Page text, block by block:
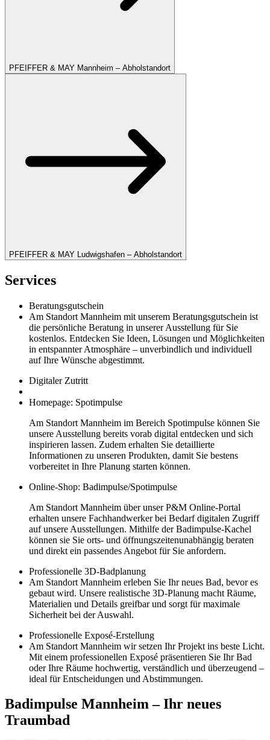
PFEIFFER & MAY Mannheim – Abholstandort
PFEIFFER & MAY Ludwigshafen – Abholstandort
Services
Beratungsgutschein
Am Standort Mannheim mit unserem Beratungsgutschein ist
die persönliche Beratung in unserer Ausstellung für Sie
kostenlos. Entdecken Sie Ideen, Lösungen und Möglichkeiten
in entspannter Atmosphäre – unverbindlich und individuell
auf Ihre Wünsche abgestimmt.
Digitaler Zutritt
Homepage: Spotimpulse
Am Standort Mannheim im Bereich Spotimpulse können Sie
unsere Ausstellung bereits vorab digital entdecken und sich
inspirieren lassen. Zudem erhalten Sie detaillierte
Informationen zu unseren Produkten, damit Sie bestens
vorbereitet in Ihre Planung starten können.
Online-Shop: Badimpulse/Spotimpulse
Am Standort Mannheim über unser P&M Online-Portal
erhalten unsere Fachhandwerker bei Bedarf digitalen Zugriff
auf unsere Ausstellungen. Mithilfe der Badimpulse-Kachel
können sie Sie orts- und öffnungszeitenunabhängig beraten
und direkt ein passendes Angebot für Sie anfordern.
Professionelle 3D-Badplanung
Am Standort Mannheim erleben Sie Ihr neues Bad, bevor es
gebaut wird. Unsere realistische 3D-Planung macht Räume,
Materialien und Details greifbar und sorgt für maximale
Sicherheit bei der Auswahl.
Professionelle Exposé-Erstellung
Am Standort Mannheim wir setzen Ihr Projekt ins beste Licht.
Mit einem professionellen Exposé präsentieren Sie Ihr Bad
oder Ihre Räume hochwertig, verständlich und überzeugend –
ideal für Entscheidungen und Abstimmungen.
Badimpulse Mannheim – Ihr neues
Traumbad